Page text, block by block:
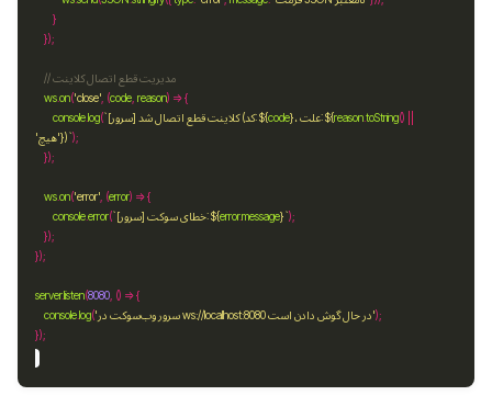
wson('close' , (code reason
consolelog( `[سرور] کلاینت قطع اتصال شد (کد: ${code} ، علت: ${reasontoString()
'هیچ'})`
wson('error' , (error
consoleerror( `[سرور] خطای سوکت: ${error.message}`
server.listen(8080
consolelog( 'سرور وب‌سوکت در ws://localhost:8080 در حال گوش دادن است'